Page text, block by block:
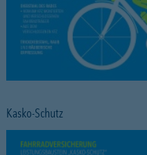
Kasko-Schutz